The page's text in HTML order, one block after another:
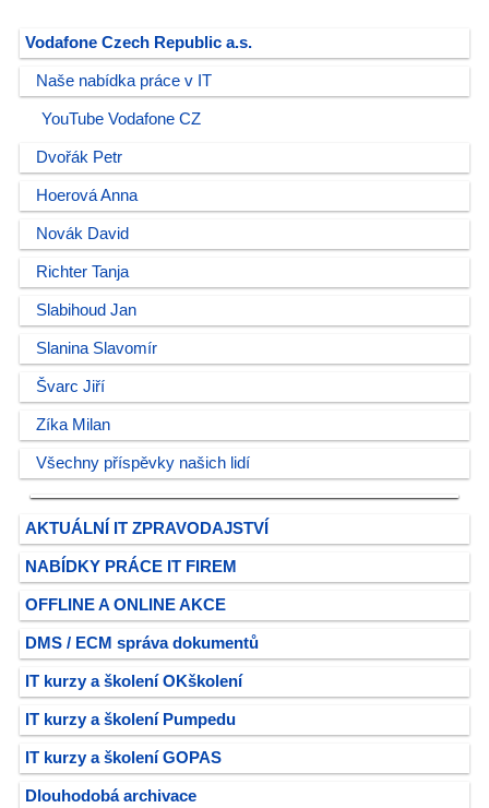
Vodafone Czech Republic a.s.
Naše nabídka práce v IT
YouTube Vodafone CZ
Dvořák Petr
Hoerová Anna
Novák David
Richter Tanja
Slabihoud Jan
Slanina Slavomír
Švarc Jiří
Zíka Milan
Všechny příspěvky našich lidí
AKTUÁLNÍ IT ZPRAVODAJSTVÍ
NABÍDKY PRÁCE IT FIREM
OFFLINE A ONLINE AKCE
DMS / ECM správa dokumentů
IT kurzy a školení OKškolení
IT kurzy a školení Pumpedu
IT kurzy a školení GOPAS
Dlouhodobá archivace